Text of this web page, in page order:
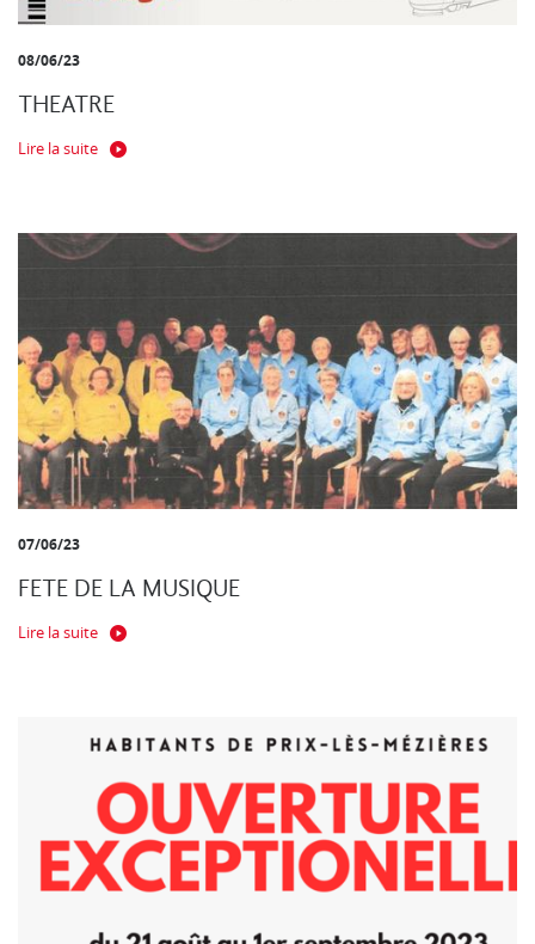
08/06/23
THEATRE
Lire la suite
07/06/23
FETE DE LA MUSIQUE
Lire la suite